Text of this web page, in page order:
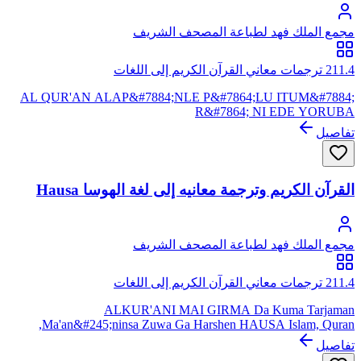
مجمع الملك فهد لطباعة المصحف الشريف
211.4 ترجمات معاني القرآن الكريم إلى اللغات
AL QUR'AN ALAP&#7884;NLE P&#7864;LU ITUM&#7884;
R&#7864; NI EDE YORUBA
D211.4;Islam;Quran;YORUBA;&#200;dè
تستخدم جنوب الصحراء الكبرى. تعد اللغة الأم بالنسبة لشعب يوربا،
وسيراليون. وبعض الجاليات في البرازيل
تفاصيل
القرآن الكريم وترجمة معانيه إلى لغة الهوسا Hausa
مجمع الملك فهد لطباعة المصحف الشريف
211.4 ترجمات معاني القرآن الكريم إلى اللغات
ALKUR'ANI MAI GIRMA Da Kuma Tarjaman
Ma'an&#245;ninsa Zuwa Ga Harshen HAUSA Islam, Quran,
تفاصيل